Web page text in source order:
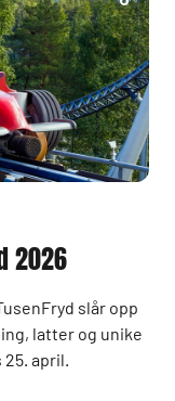
2026
slår opp
latter og unike
april.